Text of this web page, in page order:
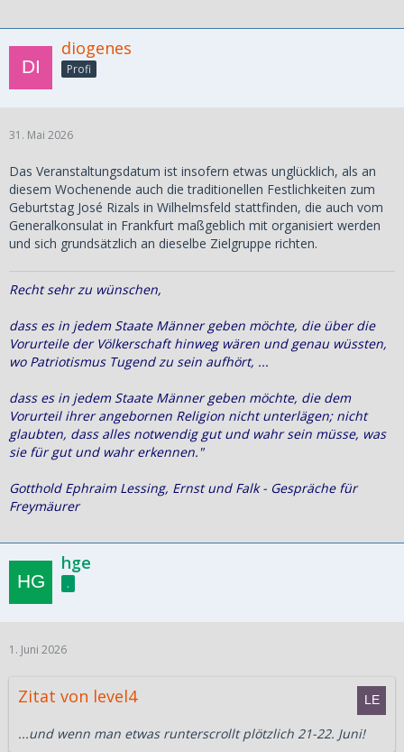
diogenes
Profi
31. Mai 2026
Das Veranstaltungsdatum ist insofern etwas unglücklich, als an
diesem Wochenende auch die traditionellen Festlichkeiten zum
Geburtstag José Rizals in Wilhelmsfeld stattfinden, die auch vom
Generalkonsulat in Frankfurt maßgeblich mit organisiert werden
und sich grundsätzlich an dieselbe Zielgruppe richten.
Recht sehr zu wünschen,
dass es in jedem Staate Männer geben möchte, die über die
Vorurteile der Völkerschaft hinweg wären und genau wüssten,
wo Patriotismus Tugend zu sein aufhört, ...
dass es in jedem Staate Männer geben möchte, die dem
Vorurteil ihrer angebornen Religion nicht unterlägen; nicht
glaubten, dass alles notwendig gut und wahr sein müsse, was
sie für gut und wahr erkennen."
Gotthold Ephraim Lessing, Ernst und Falk - Gespräche für
Freymäurer
hge
.
1. Juni 2026
Zitat von level4
...und wenn man etwas runterscrollt plötzlich 21-22. Juni!